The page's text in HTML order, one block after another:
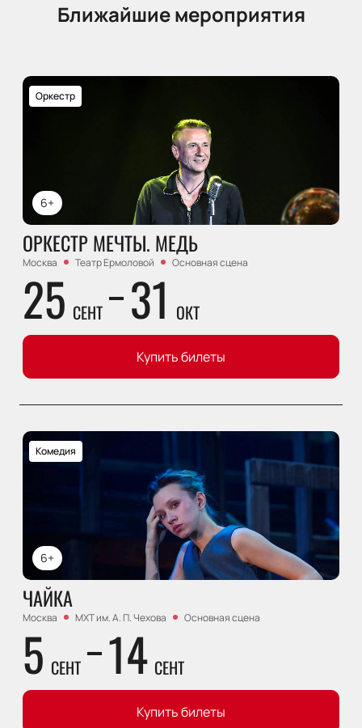
Ближайшие мероприятия
6+
Оркестр
ОРКЕСТР МЕЧТЫ. МЕДЬ
Москва Театр Ермоловой Основная сцена
25 СЕНТ 31 ОКТ
Купить билеты
6+
Комедия
ЧАЙКА
Москва МХТ им. А. П. Чехова Основная сцена
5 СЕНТ 14 СЕНТ
Купить билеты